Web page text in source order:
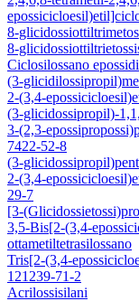
8-
8-
Ciclosilossano
(3-
2-(3,4-
(3-glicidossipropil)-
3-(2,3-
7422-52-8
(3-
2-(3,4-
29-7
[3-
3,5-Bis[2-(3,4-
ottametiltetrasilossano
Tris[2-(3,4-
121239-71-2
Acrilossisilani